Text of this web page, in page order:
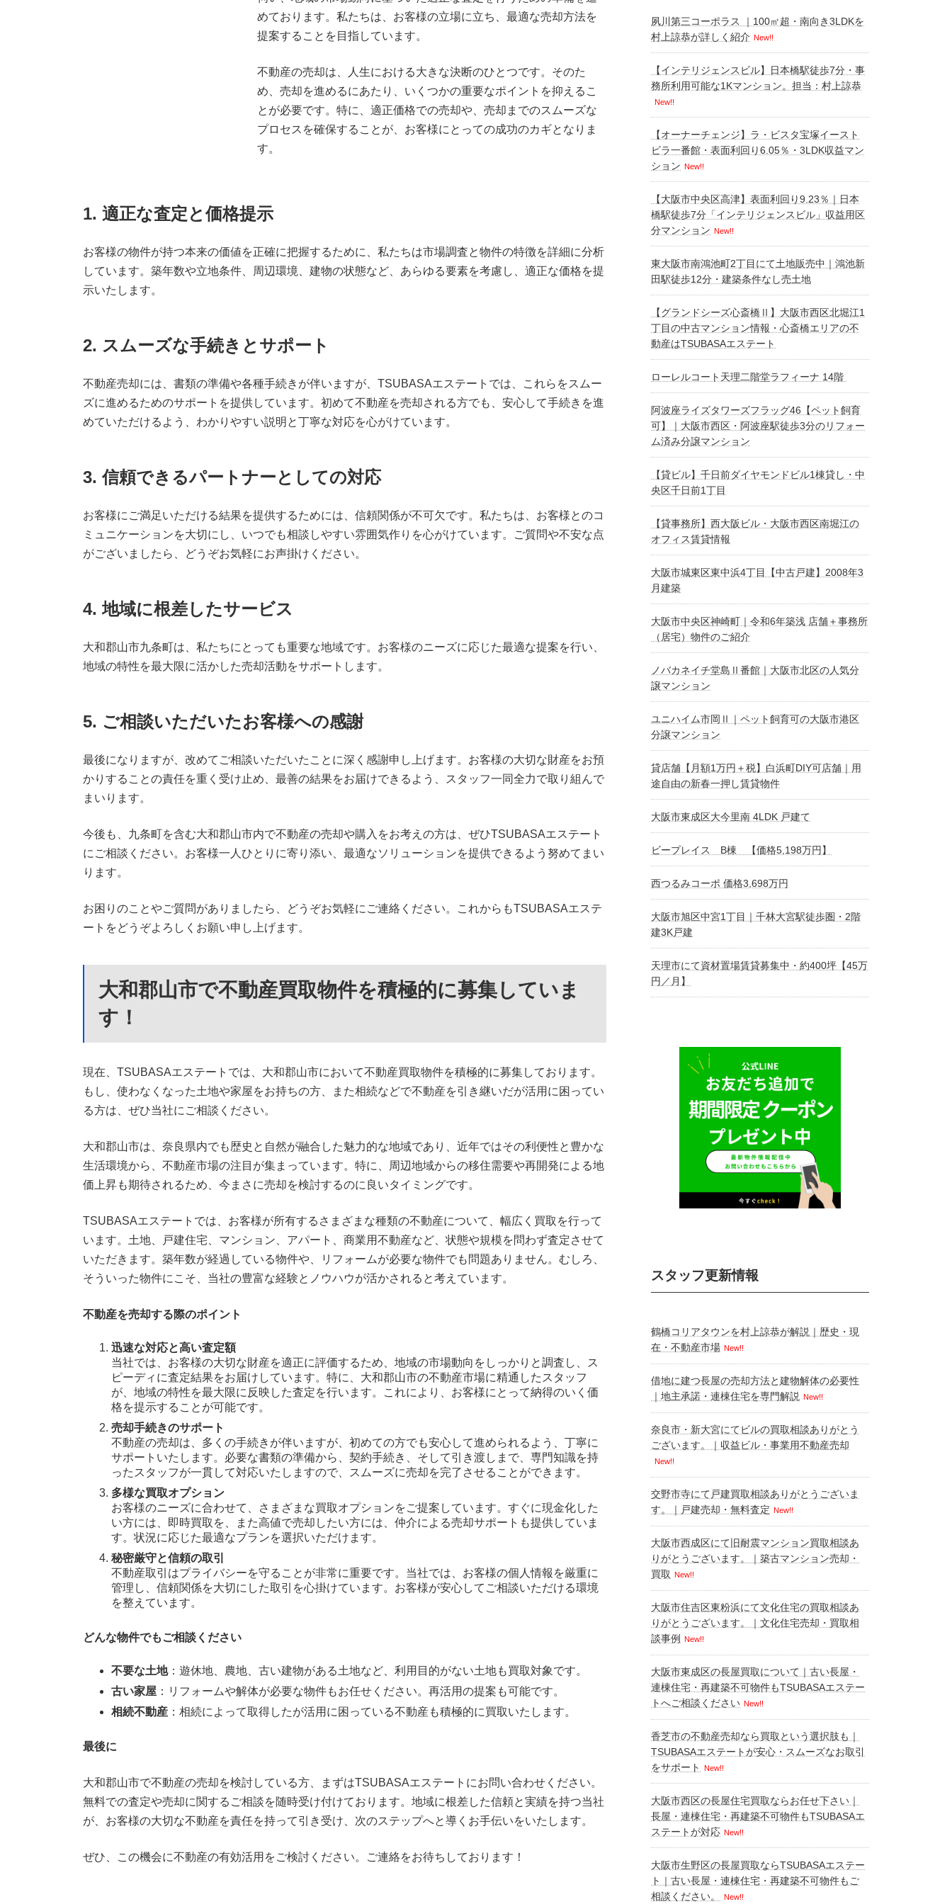
めております。私たちは、お客様の立場に立ち、最適な売却方法を
提案することを目指しています。
不動産の売却は、人生における大きな決断のひとつです。そのた
め、売却を進めるにあたり、いくつかの重要なポイントを抑えるこ
とが必要です。特に、適正価格での売却や、売却までのスムーズな
プロセスを確保することが、お客様にとっての成功のカギとなりま
す。
1. 適正な査定と価格提示
お客様の物件が持つ本来の価値を正確に把握するために、私たちは市場調査と物件の特徴を詳細に分析
しています。築年数や立地条件、周辺環境、建物の状態など、あらゆる要素を考慮し、適正な価格を提
示いたします。
2. スムーズな手続きとサポート
不動産売却には、書類の準備や各種手続きが伴いますが、TSUBASAエステートでは、これらをスムー
ズに進めるためのサポートを提供しています。初めて不動産を売却される方でも、安心して手続きを進
めていただけるよう、わかりやすい説明と丁寧な対応を心がけています。
3. 信頼できるパートナーとしての対応
お客様にご満足いただける結果を提供するためには、信頼関係が不可欠です。私たちは、お客様とのコ
ミュニケーションを大切にし、いつでも相談しやすい雰囲気作りを心がけています。ご質問や不安な点
がございましたら、どうぞお気軽にお声掛けください。
4. 地域に根差したサービス
大和郡山市九条町は、私たちにとっても重要な地域です。お客様のニーズに応じた最適な提案を行い、
地域の特性を最大限に活かした売却活動をサポートします。
5. ご相談いただいたお客様への感謝
最後になりますが、改めてご相談いただいたことに深く感謝申し上げます。お客様の大切な財産をお預
かりすることの責任を重く受け止め、最善の結果をお届けできるよう、スタッフ一同全力で取り組んで
まいります。
今後も、九条町を含む大和郡山市内で不動産の売却や購入をお考えの方は、ぜひTSUBASAエステート
にご相談ください。お客様一人ひとりに寄り添い、最適なソリューションを提供できるよう努めてまい
ります。
お困りのことやご質問がありましたら、どうぞお気軽にご連絡ください。これからもTSUBASAエステ
ートをどうぞよろしくお願い申し上げます。
大和郡山市で不動産買取物件を積極的に募集していま
す！
現在、TSUBASAエステートでは、大和郡山市において不動産買取物件を積極的に募集しております。
もし、使わなくなった土地や家屋をお持ちの方、また相続などで不動産を引き継いだが活用に困ってい
る方は、ぜひ当社にご相談ください。
大和郡山市は、奈良県内でも歴史と自然が融合した魅力的な地域であり、近年ではその利便性と豊かな
生活環境から、不動産市場の注目が集まっています。特に、周辺地域からの移住需要や再開発による地
価上昇も期待されるため、今まさに売却を検討するのに良いタイミングです。
TSUBASAエステートでは、お客様が所有するさまざまな種類の不動産について、幅広く買取を行って
います。土地、戸建住宅、マンション、アパート、商業用不動産など、状態や規模を問わず査定させて
いただきます。築年数が経過している物件や、リフォームが必要な物件でも問題ありません。むしろ、
そういった物件にこそ、当社の豊富な経験とノウハウが活かされると考えています。
不動産を売却する際のポイント
迅速な対応と高い査定額
当社では、お客様の大切な財産を適正に評価するため、地域の市場動向をしっかりと調査し、ス
ピーディに査定結果をお届けしています。特に、大和郡山市の不動産市場に精通したスタッフ
が、地域の特性を最大限に反映した査定を行います。これにより、お客様にとって納得のいく価
格を提示することが可能です。
売却手続きのサポート
不動産の売却は、多くの手続きが伴いますが、初めての方でも安心して進められるよう、丁寧に
サポートいたします。必要な書類の準備から、契約手続き、そして引き渡しまで、専門知識を持
ったスタッフが一貫して対応いたしますので、スムーズに売却を完了させることができます。
多様な買取オプション
お客様のニーズに合わせて、さまざまな買取オプションをご提案しています。すぐに現金化した
い方には、即時買取を、また高値で売却したい方には、仲介による売却サポートも提供していま
す。状況に応じた最適なプランを選択いただけます。
秘密厳守と信頼の取引
不動産取引はプライバシーを守ることが非常に重要です。当社では、お客様の個人情報を厳重に
管理し、信頼関係を大切にした取引を心掛けています。お客様が安心してご相談いただける環境
を整えています。
どんな物件でもご相談ください
不要な土地：遊休地、農地、古い建物がある土地など、利用目的がない土地も買取対象です。
古い家屋 ：リフォームや解体が必要な物件もお任せください。再活用の提案も可能です。
相続不動産 ：相続によって取得したが活用に困っている不動産も積極的に買取いたします。
最後に
大和郡山市で不動産の売却を検討している方、まずはTSUBASAエステートにお問い合わせください。
無料での査定や売却に関するご相談を随時受け付けております。地域に根差した信頼と実績を持つ当社
が、お客様の大切な不動産を責任を持って引き受け、次のステップへと導くお手伝いをいたします。
ぜひ、この機会に不動産の有効活用をご検討ください。ご連絡をお待ちしております！
夙川第三コーポラス ｜100㎡超・南向き3LDKを
村上諒恭が詳しく紹介 New!!
【インテリジェンスビル】日本橋駅徒歩7分・事
務所利用可能な1Kマンション。担当：村上諒恭
New!!
【オーナーチェンジ】ラ・ビスタ宝塚イースト
ビラ一番館・表面利回り6.05％・3LDK収益マン
ション New!!
【大阪市中央区高津】表面利回り9.23％｜日本
橋駅徒歩7分「インテリジェンスビル」収益用区
分マンション New!!
東大阪市南鴻池町2丁目にて土地販売中｜鴻池新
田駅徒歩12分・建築条件なし売土地
【グランドシーズ心斎橋Ⅱ】大阪市西区北堀江1
丁目の中古マンション情報・心斎橋エリアの不
動産はTSUBASAエステート
ローレルコート天理二階堂ラフィーナ 14階
阿波座ライズタワーズフラッグ46【ペット飼育
可】｜大阪市西区・阿波座駅徒歩3分のリフォー
ム済み分譲マンション
【貸ビル】千日前ダイヤモンドビル1棟貸し・中
央区千日前1丁目
【貸事務所】西大阪ビル・大阪市西区南堀江の
オフィス賃貸情報
大阪市城東区東中浜4丁目【中古戸建】2008年3
月建築
大阪市中央区神崎町｜令和6年築浅 店舗＋事務所
（居宅）物件のご紹介
ノバカネイチ堂島Ⅱ番館｜大阪市北区の人気分
譲マンション
ユニハイム市岡Ⅱ｜ペット飼育可の大阪市港区
分譲マンション
貸店舗【月額1万円＋税】白浜町DIY可店舗｜用
途自由の新春一押し賃貸物件
大阪市東成区大今里南 4LDK 戸建て
ビープレイス B棟 【価格5,198万円】
西つるみコーポ 価格3,698万円
大阪市旭区中宮1丁目｜千林大宮駅徒歩圏・2階
建3K戸建
天理市にて資材置場賃貸募集中・約400坪【45万
円／月】
スタッフ更新情報
鶴橋コリアタウンを村上諒恭が解説｜歴史・現
在・不動産市場 New!!
借地に建つ長屋の売却方法と建物解体の必要性
｜地主承諾・連棟住宅を専門解説 New!!
奈良市・新大宮にてビルの買取相談ありがとう
ございます。｜収益ビル・事業用不動産売却
New!!
交野市寺にて戸建買取相談ありがとうございま
す。｜戸建売却・無料査定 New!!
大阪市西成区にて旧耐震マンション買取相談あ
りがとうございます。｜築古マンション売却・
買取
New!!
大阪市住吉区東粉浜にて文化住宅の買取相談あ
りがとうございます。｜文化住宅売却・買取相
談事例
New!!
大阪市東成区の長屋買取について｜古い長屋・
連棟住宅・再建築不可物件もTSUBASAエステー
トへご相談ください New!!
香芝市の不動産売却なら買取という選択肢も｜
TSUBASAエステートが安心・スムーズなお取引
をサポート
New!!
大阪市西区の長屋住宅買取ならお任せ下さい｜
長屋・連棟住宅・再建築不可物件もTSUBASAエ
ステートが対応 New!!
大阪市生野区の長屋買取ならTSUBASAエステー
ト｜古い長屋・連棟住宅・再建築不可物件もご
相談ください。
New!!